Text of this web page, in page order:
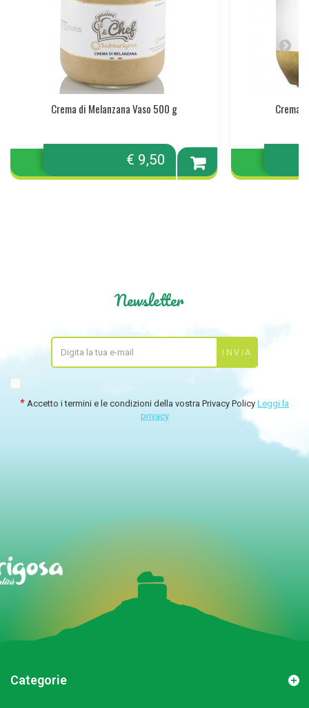
Crema di Melanzana Vaso 500 g
€ 9,50
Crema
Newsletter
Accetto i termini e le condizioni della vostra Privacy Policy Leggi la
privacy
Categorie